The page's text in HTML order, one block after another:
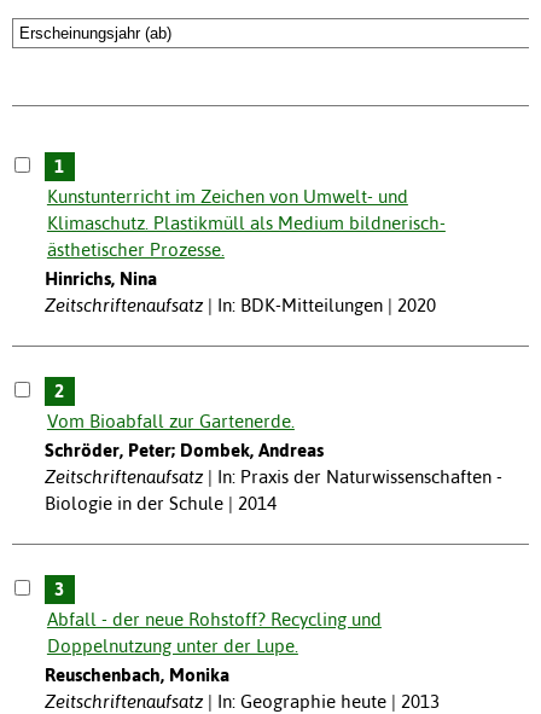
1
Kunstunterricht im Zeichen von Umwelt- und
Klimaschutz. Plastikmüll als Medium bildnerisch-
ästhetischer Prozesse.
Hinrichs, Nina
Zeitschriftenaufsatz
In: BDK-Mitteilungen | 2020
2
Vom Bioabfall zur Gartenerde.
Schröder, Peter; Dombek, Andreas
Zeitschriftenaufsatz
In: Praxis der Naturwissenschaften -
Biologie in der Schule | 2014
3
Abfall - der neue Rohstoff? Recycling und
Doppelnutzung unter der Lupe.
Reuschenbach, Monika
Zeitschriftenaufsatz
In: Geographie heute | 2013